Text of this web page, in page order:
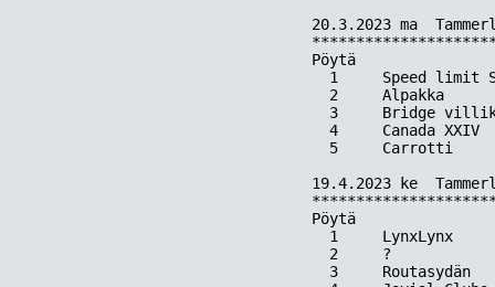
20.3.2023 ma
Pöytä
1     Speed limit
2     Alpakka
3     Bridge
4     Canada XXIV
5     Carrotti
19.4.2023 ke
Pöytä
1     LynxLynx
2     ?
3     Routasydän